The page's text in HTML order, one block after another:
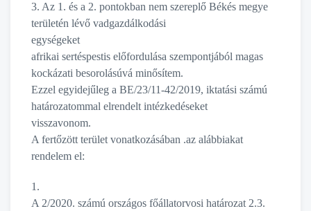
3. Az 1. és a 2. pontokban nem szereplő Békés megye
területén lévő vadgazdálkodási
egységeket
afrikai sertéspestis előfordulása szempontjából magas
kockázati besorolásúvá minősítem.
Ezzel egyidejűleg a BE/23/11-42/2019, iktatási számú
határozatommal elrendelt intézkedéseket
visszavonom.
A fertőzött terület vonatkozásában .az alábbiakat
rendelem el:
1.
A 2/2020. számú országos főállatorvosi határozat 2.3.